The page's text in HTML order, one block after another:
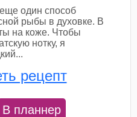
один способ
рыбы в духовке. В
на коже. Чтобы
нотку, я
рецепт
В планнер